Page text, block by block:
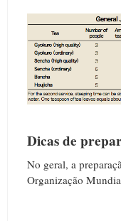
Dicas de
No geral, a
Organização